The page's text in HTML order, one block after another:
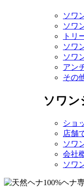
ソワ
ソワ
トリ
ソワ
ソワ
アン
その
ソワン
ショ
店舗
ソワ
会社
ソワ